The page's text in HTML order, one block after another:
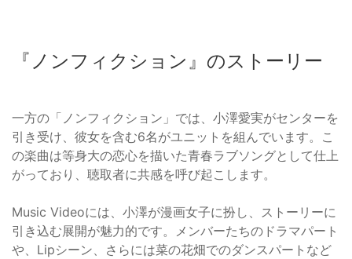
『ノンフィクション』のストーリー
一方の「ノンフィクション」では、小澤愛実がセンターを
引き受け、彼女を含む6名がユニットを組んでいます。こ
の楽曲は等身大の恋心を描いた青春ラブソングとして仕上
がっており、聴取者に共感を呼び起こします。
Music Videoには、小澤が漫画女子に扮し、ストーリーに
引き込む展開が魅力的です。メンバーたちのドラマパート
や、Lipシーン、さらには菜の花畑でのダンスパートなど